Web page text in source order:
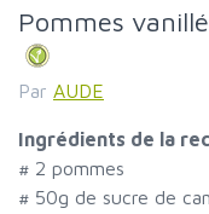
Pommes
Par AUDE
Ingrédients de la
# 2 pommes
# 50g de sucre de